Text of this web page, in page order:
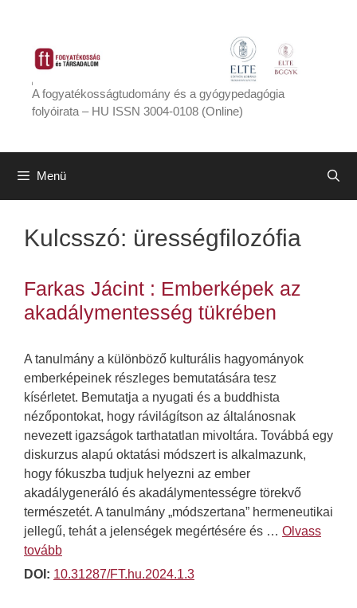
tartalomba
A fogyatékosságtudomány és a gyógypedagógia
folyóirata – HU ISSN 3004-0108 (Online)
Menü
Kulcsszó: ürességfilozófia
Farkas Jácint : Emberképek az
akadálymentesség tükrében
A tanulmány a különböző kulturális hagyományok
emberképeinek részleges bemutatására tesz
kísérletet. Bemutatja a nyugati és a buddhista
nézőpontokat, hogy rávilágítson az általánosnak
nevezett igazságok tarthatatlan mivoltára. Továbbá egy
diskurzus alapú oktatási módszert is alkalmazunk,
hogy fókuszba tudjuk helyezni az ember
akadálygeneráló és akadálymentességre törekvő
természetét. A tanulmány „módszertana” hermeneutikai
jellegű, tehát a jelenségek megértésére és … Olvass
tovább
DOI: 10.31287/FT.hu.2024.1.3